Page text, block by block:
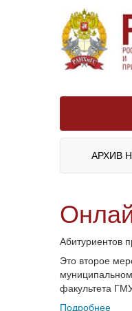
АРХИВ
Абитуриентов
Это второе
факультета
Подробнее